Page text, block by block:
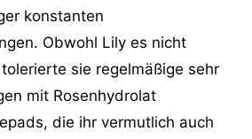
konstanten
Obwohl Lily es nicht
sie regelmäßige sehr
mit Rosenhydrolat
die ihr vermutlich auch